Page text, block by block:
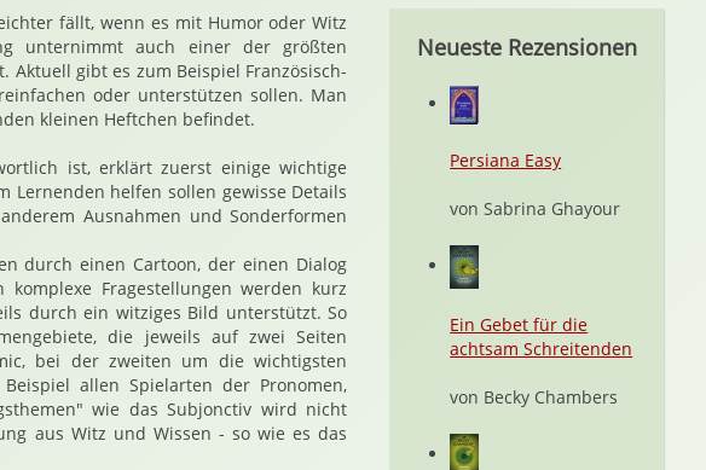
fällt, wenn es mit Humor oder Witz
unternimmt auch einer der größten
Aktuell gibt es zum Beispiel Französisch-
oder unterstützen sollen. Man
kleinen Heftchen befindet.
ist, erklärt zuerst einige wichtige
Lernenden helfen sollen gewisse Details
Ausnahmen und Sonderformen
durch einen Cartoon, der einen Dialog
Fragestellungen werden kurz
durch ein witziges Bild unterstützt. So
die jeweils auf zwei Seiten
bei der zweiten um die wichtigsten
allen Spielarten der Pronomen,
wie das Subjonctiv wird nicht
aus Witz und Wissen - so wie es das
Neueste Rezensionen
Persiana Easy
von Sabrina Ghayour
Ein Gebet für die
achtsam Schreitenden
von Becky Chambers